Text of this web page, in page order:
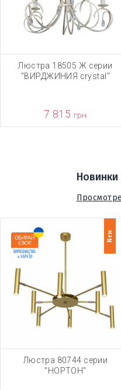
Люстра 18505 Ж серии
"ВИРДЖИНИЯ crystal"
7 815 грн
Новинки
New
Люстра 80744 серии
"НОРТОН"